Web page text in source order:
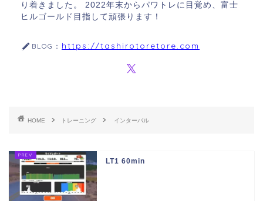
り着きました。 2022年末からパワトレに目覚め、富士
ヒルゴールド目指して頑張ります！
BLOG： https://tashirotoretore.com
HOME トレーニング インターバル
LT1 60min